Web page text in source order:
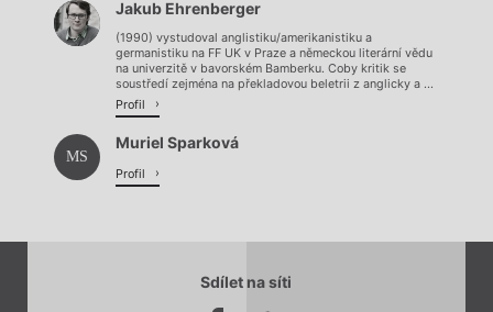
Načítá se.
Jakub Ehrenberger
(1990) vystudoval anglistiku/amerikanistiku a
germanistiku na FF UK v Praze a německou literární vědu
na univerzitě v bavorském Bamberku. Coby kritik se
soustředí zejména na překladovou beletrii z anglicky a ...
Profil
MS
Muriel Sparková
Profil
Sdílet na síti